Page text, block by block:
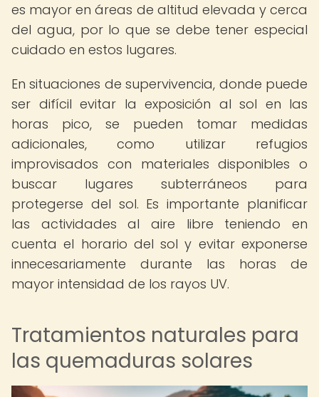
es mayor en áreas de altitud elevada y cerca
del agua, por lo que se debe tener especial
cuidado en estos lugares.
En situaciones de supervivencia, donde puede
ser difícil evitar la exposición al sol en las
horas pico, se pueden tomar medidas
adicionales, como utilizar refugios
improvisados con materiales disponibles o
buscar lugares subterráneos para
protegerse del sol. Es importante planificar
las actividades al aire libre teniendo en
cuenta el horario del sol y evitar exponerse
innecesariamente durante las horas de
mayor intensidad de los rayos UV.
Tratamientos naturales para
las quemaduras solares